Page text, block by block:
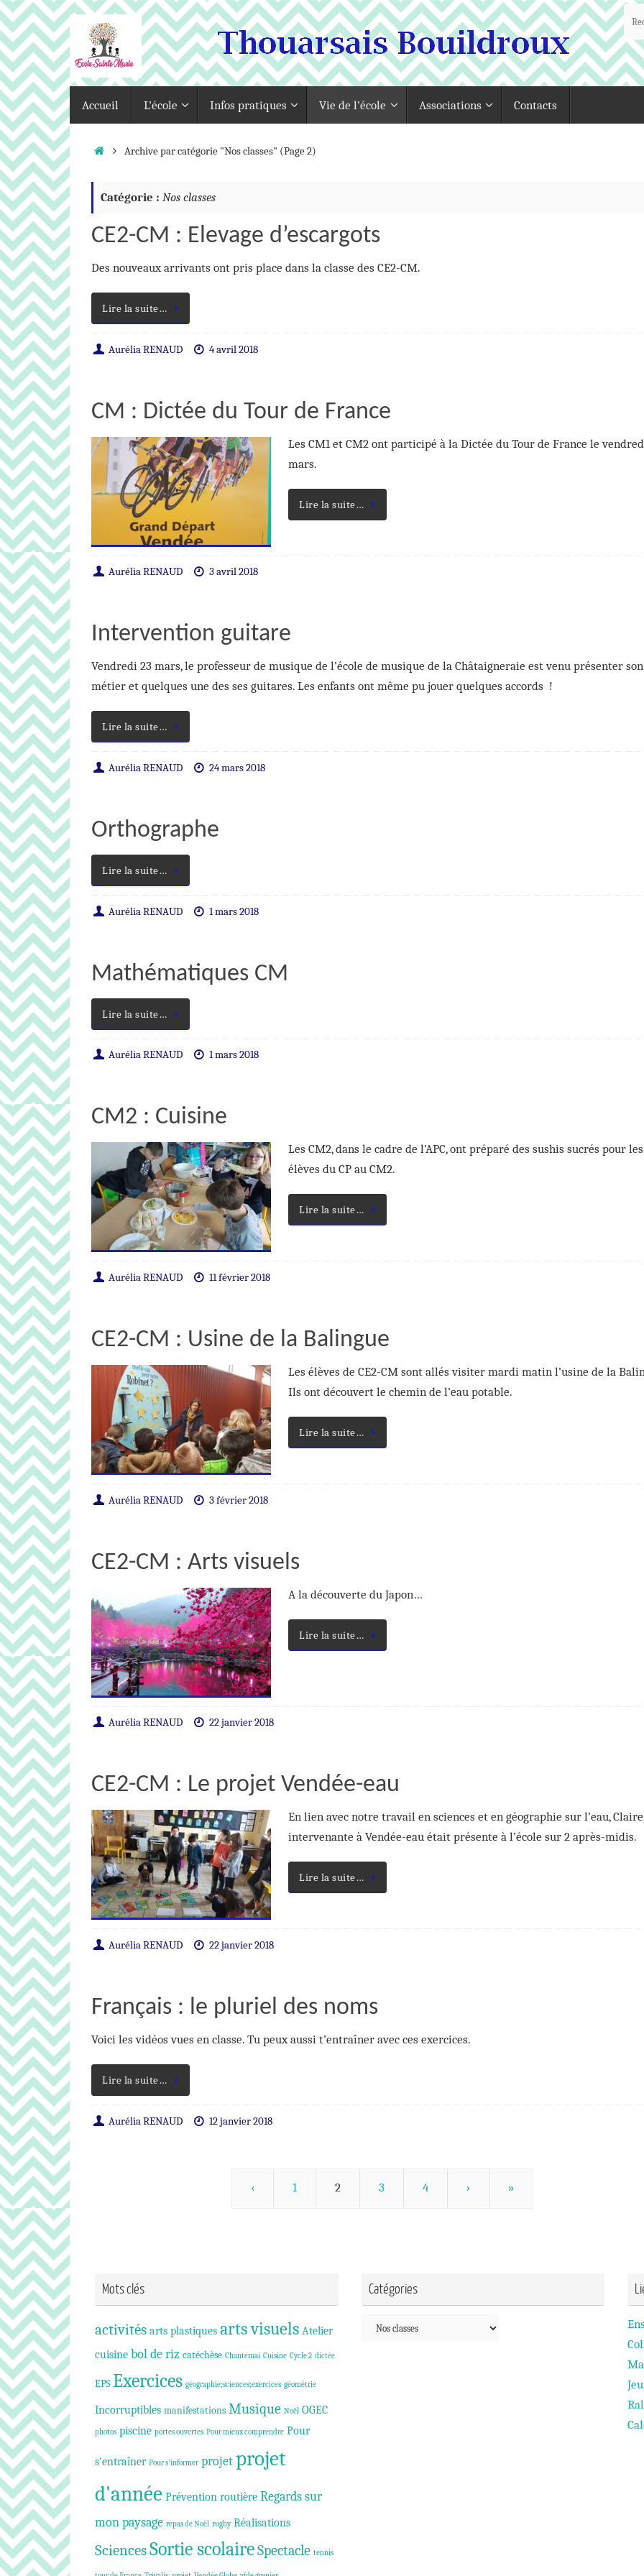
Passer
au
contenu
au
contenu
Accueil L’école Infos pratiques Vie de l’école Associations Contacts
AccueilArchive par catégorie "Nos classes" (Page 2)
Catégorie : Nos classes
CE2-CM : Elevage d’escargots
Des nouveaux arrivants ont pris place dans la classe des CE2-CM.
Lire la suite…
Aurélia RENAUD 4 avril 2018
CM : Dictée du Tour de France
Les CM1 et CM2 ont participé à la Dictée du Tour de France le
mars.
Lire la suite…
Aurélia RENAUD 3 avril 2018
Intervention guitare
Vendredi 23 mars, le professeur de musique de l’école de musique de la Châtaigneraie est venu présenter son
métier et quelques une des ses guitares. Les enfants ont même pu jouer quelques accords !
Lire la suite…
Aurélia RENAUD 24 mars 2018
Orthographe
Lire la suite…
Aurélia RENAUD 1 mars 2018
Mathématiques CM
Lire la suite…
Aurélia RENAUD 1 mars 2018
CM2 : Cuisine
Les CM2, dans le cadre de l’APC, ont préparé des sushis sucrés pour les
élèves du CP au CM2.
Lire la suite…
Aurélia RENAUD 11 février 2018
CE2-CM : Usine de la Balingue
Les élèves de CE2-CM sont allés visiter mardi matin l’usine de la
Ils ont découvert le chemin de l’eau potable.
Lire la suite…
Aurélia RENAUD 3 février 2018
CE2-CM : Arts visuels
A la découverte du Japon…
Lire la suite…
Aurélia RENAUD 22 janvier 2018
CE2-CM : Le projet Vendée-eau
En lien avec notre travail en sciences et en géographie sur l’eau, Claire,
intervenante à Vendée-eau était présente à l’école sur 2 après-midis.
Lire la suite…
Aurélia RENAUD 22 janvier 2018
Français : le pluriel des noms
Voici les vidéos vues en classe. Tu peux aussi t’entraîner avec ces exercices.
Lire la suite…
Aurélia RENAUD 12 janvier 2018
‹ 1 2 3 4 › »
Mots clés
activités arts plastiques arts visuels Atelier
cuisine bol de riz catéchèse Chantemai Cuisine Cycle 2 dictée
EPS Exercices géographie;sciences;exercices géométrie
Incorruptibles manifestations Musique Noël OGEC
photos piscine portes ouvertes Pour mieux comprendre Pour
s'entraîner Pour s'informer projetprojet
d'année Prévention routière Regards sur
mon paysage repas de Noël rugby Réalisations
SciencesSortie scolaireSpectacle tennis
Catégories
Catégories